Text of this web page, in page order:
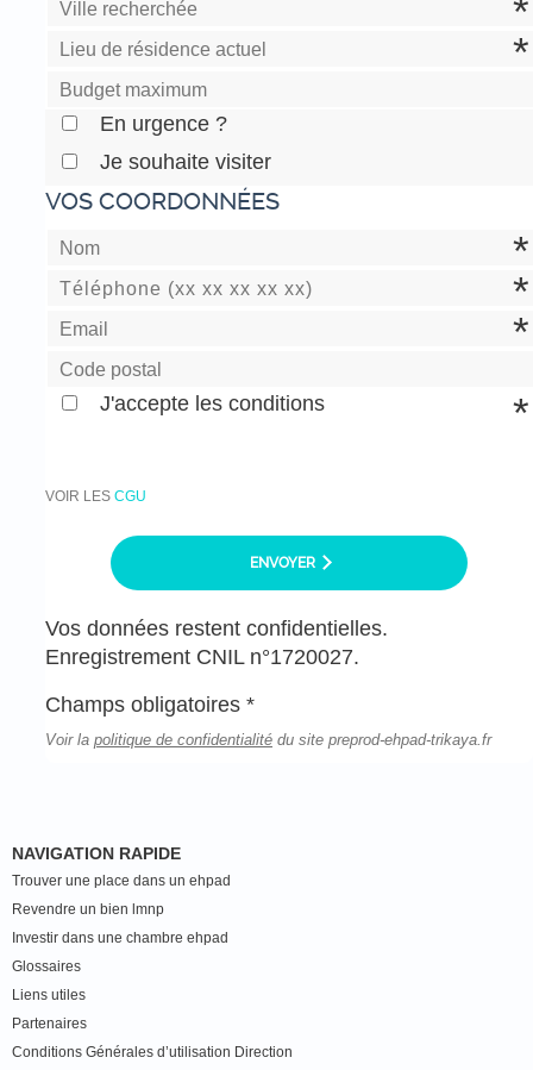
En urgence ?
Je souhaite visiter
VOS COORDONNÉES
J'accepte les conditions
VOIR LES CGU
ENVOYER
Vos données restent confidentielles.
Enregistrement CNIL n°1720027.
Champs obligatoires *
Voir la politique de confidentialité du site preprod-ehpad-trikaya.fr
NAVIGATION RAPIDE
Trouver une place dans un ehpad
Revendre un bien lmnp
Investir dans une chambre ehpad
Glossaires
Liens utiles
Partenaires
Conditions Générales d’utilisation Direction